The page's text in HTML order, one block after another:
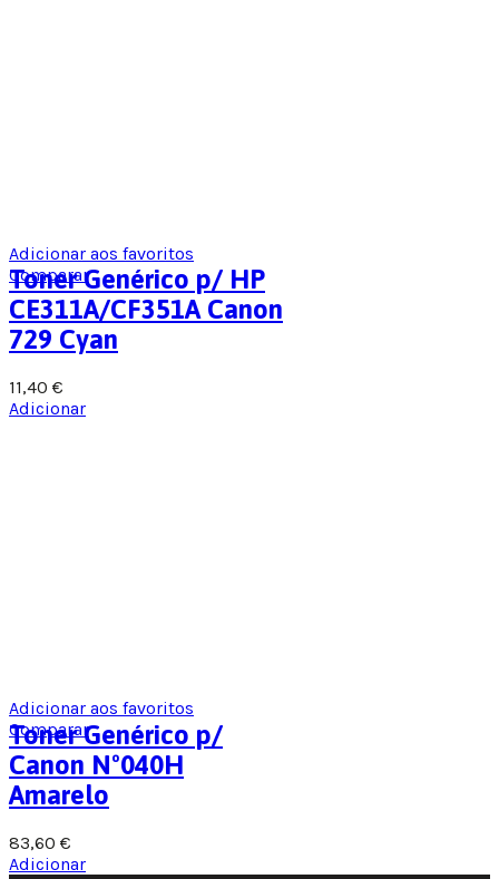
Adicionar aos favoritos
Comparar
Toner Genérico p/ HP
CE311A/CF351A Canon
729 Cyan
11,40 €
Adicionar
Adicionar aos favoritos
Comparar
Toner Genérico p/
Canon Nº040H
Amarelo
83,60 €
Adicionar